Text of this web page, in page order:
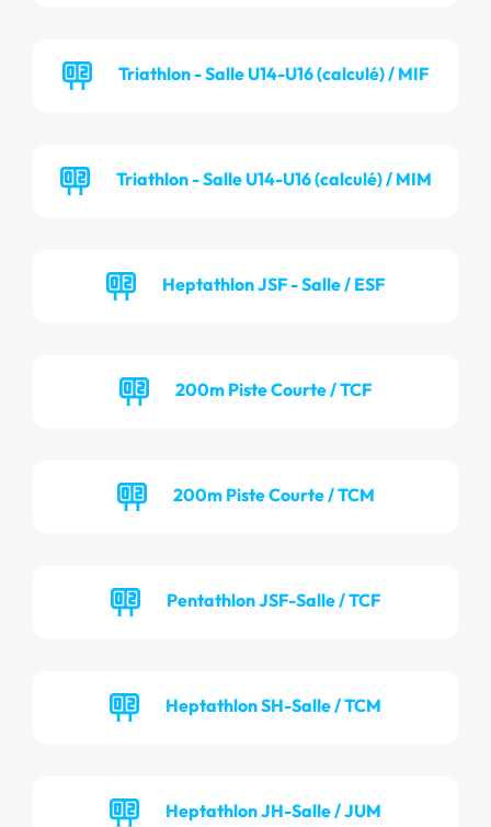
Triathlon - Salle U14-U16 (calculé) / MIF
Triathlon - Salle U14-U16 (calculé) / MIM
Heptathlon JSF - Salle / ESF
200m Piste Courte / TCF
200m Piste Courte / TCM
Pentathlon JSF-Salle / TCF
Heptathlon SH-Salle / TCM
Heptathlon JH-Salle / JUM